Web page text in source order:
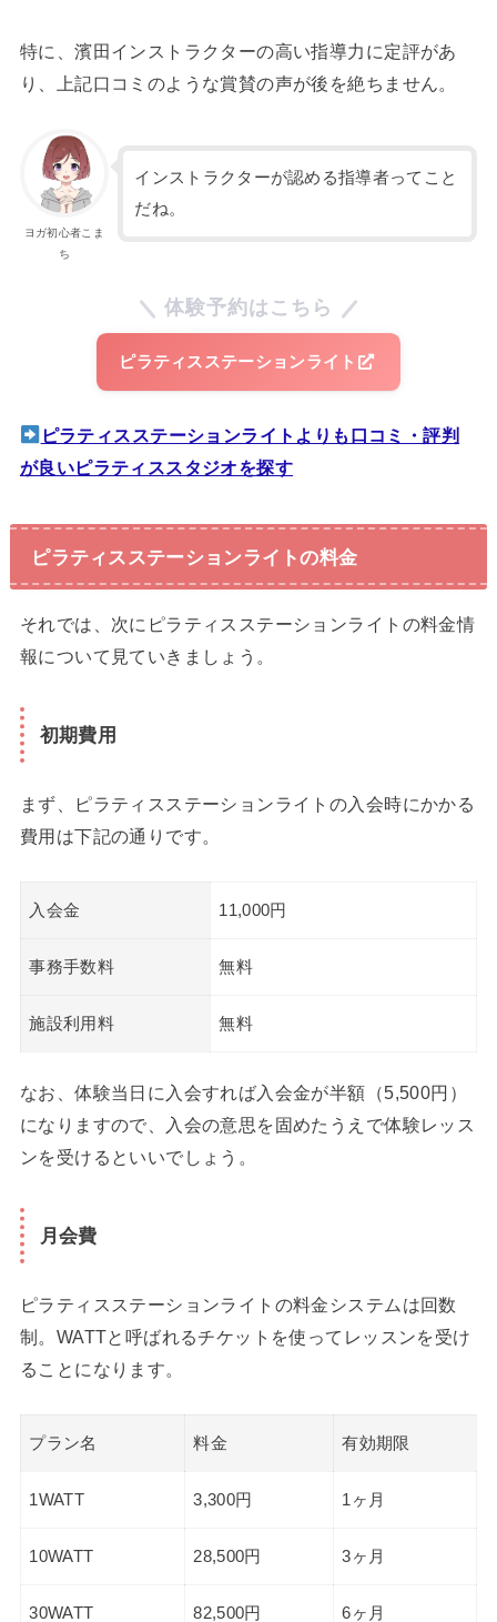
特に、濱田インストラクターの高い指導力に定評があ
り、上記口コミのような賞賛の声が後を絶ちません。
ヨガ初心者こま
ち
インストラクターが認める指導者ってこと
だね。
体験予約はこちら
ピラティスステーションライト
ピラティスステーションライトよりも口コミ・評判
が良いピラティススタジオを探す
ピラティスステーションライトの料金
それでは、次にピラティスステーションライトの料金情
報について見ていきましょう。
初期費用
まず、ピラティスステーションライトの入会時にかかる
費用は下記の通りです。
入会金 11,000円
事務手数料 無料
施設利用料 無料
なお、体験当日に入会すれば入会金が半額（5,500円）
になりますので、入会の意思を固めたうえで体験レッス
ンを受けるといいでしょう。
月会費
ピラティスステーションライトの料金システムは回数
制。WATTと呼ばれるチケットを使ってレッスンを受け
ることになります。
プラン名 料金 有効期限
1WATT 3,300円 1ヶ月
10WATT 28,500円 3ヶ月
30WATT 82,500円 6ヶ月